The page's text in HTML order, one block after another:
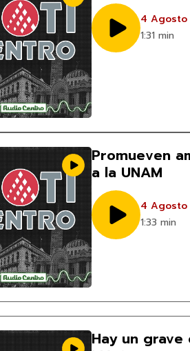
4 Agosto
1:31 min
Promueven
a la UNAM
4 Agosto
1:33 min
Hay un